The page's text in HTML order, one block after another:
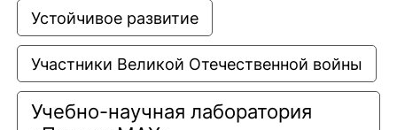
Устойчивое развитие
Участники Великой Отечественной войны
Учебно-научная лаборатория